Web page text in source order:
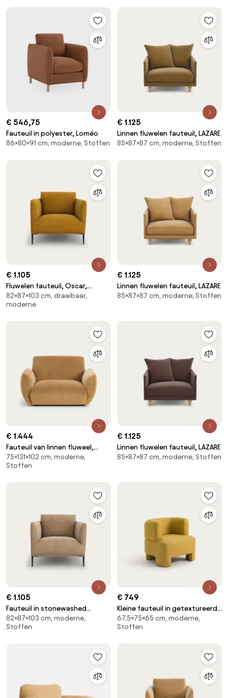
€ 546,75
Fauteuil in polyester, Loméo
86×80×91 cm, moderne, Stoffen
€ 1.125
Linnen fluwelen fauteuil, LAZARE
85×87×87 cm, moderne, Stoffen
€ 1.105
Fluwelen fauteuil, Oscar,
ontwerp Emmanuel Gallina
82×87×103 cm, draaibaar,
moderne
€ 1.125
Linnen fluwelen fauteuil, LAZARE
85×87×87 cm, moderne, Stoffen
€ 1.444
Fauteuil van linnen fluweel,
SPOGANO
75×131×102 cm, moderne,
Stoffen
€ 1.125
Linnen fluwelen fauteuil, LAZARE
85×87×87 cm, moderne, Stoffen
€ 1.105
Fauteuil in stonewashed
fluweel, Oscar, ontwerp
Emmanuel Gallina
82×87×103 cm, moderne,
Stoffen
€ 749
Kleine fauteuil in getextureerd
polypropyleen Darrel
67,5×75×65 cm, moderne,
Stoffen